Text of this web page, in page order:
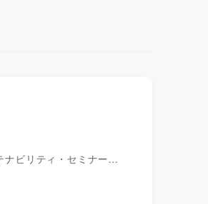
ナビリティ・セミナー…